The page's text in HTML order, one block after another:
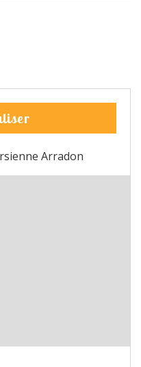
Arradon